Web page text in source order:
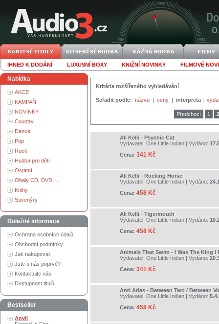
IHNED K DODÁNÍ LUXUSNÍ BOXY KNIŽNÍ NOVINKY FILMOVÉ
Nabídka
AKCE
KAMPAŇ
NOVINKY
Country
Dance
Pop
Rock
Hudba pro děti
Ostatní
Obaly CD, DVD, ...
Knihy
Suvenýry
Důležité informace
Ochrana osobních údajů
Obchodní podmínky
Jak nakupovat
Jste u nás poprvé?
Kontaktujte nás
Dostupnost titulů
Bestseller
Anvil
Kritéria rozšířeného vyhledávání
Seřadit podle: názvu | ceny | interpreta |
Předchozí 1 2
Ali Kelli - Psychic Cat
Vydavatel: One Little Indian | Vydáno:
Cena: 341 Kč
Ali Kelli - Rocking Horse
Vydavatel: One Little Indian | Vydáno:
Cena: 458 Kč
Ali Kelli - Tigermouth
Vydavatel: One Little Indian | Vydáno:
Cena: 458 Kč
Animals That Swim - I Was The King I
Vydavatel: One Little Indian | Vydáno:
Cena: 341 Kč
Anti Atlas - Between Two / Between
Vydavatel: One Little Indian | Vydáno:
Cena: 458 Kč